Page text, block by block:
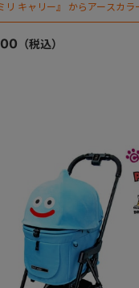
リ キャリー』 からアースカラ